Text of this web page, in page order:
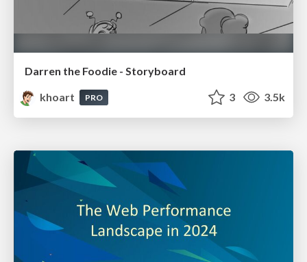
Darren the Foodie - Storyboard
khoart
PRO 3 3.5k